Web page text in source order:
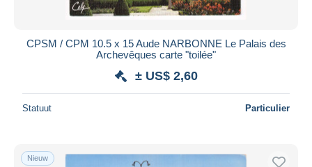
CPSM / CPM 10.5 x 15 Aude NARBONNE Le Palais des
Archevêques carte "toilée"
± US$ 2,60
Statuut Particulier
Nieuw